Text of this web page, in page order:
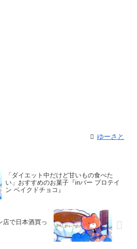
ゆーさと
「ダイエット中だけど甘いもの食べた
い」おすすめのお菓子『inバー プロテイ
ン ベイクドチョコ』
店で日本酒買っ